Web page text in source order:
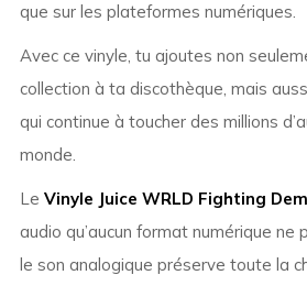
que sur les plateformes numériques.
Avec ce vinyle, tu ajoutes non
collection à ta discothèque, mais
qui continue à toucher des millions
monde.
Le Vinyle Juice WRLD Fighting
audio qu’aucun format numérique ne
le son analogique préserve toute la